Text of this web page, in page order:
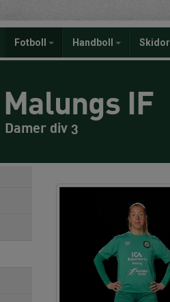
Fotboll Handboll Skidor
Malungs IF
Damer div 3